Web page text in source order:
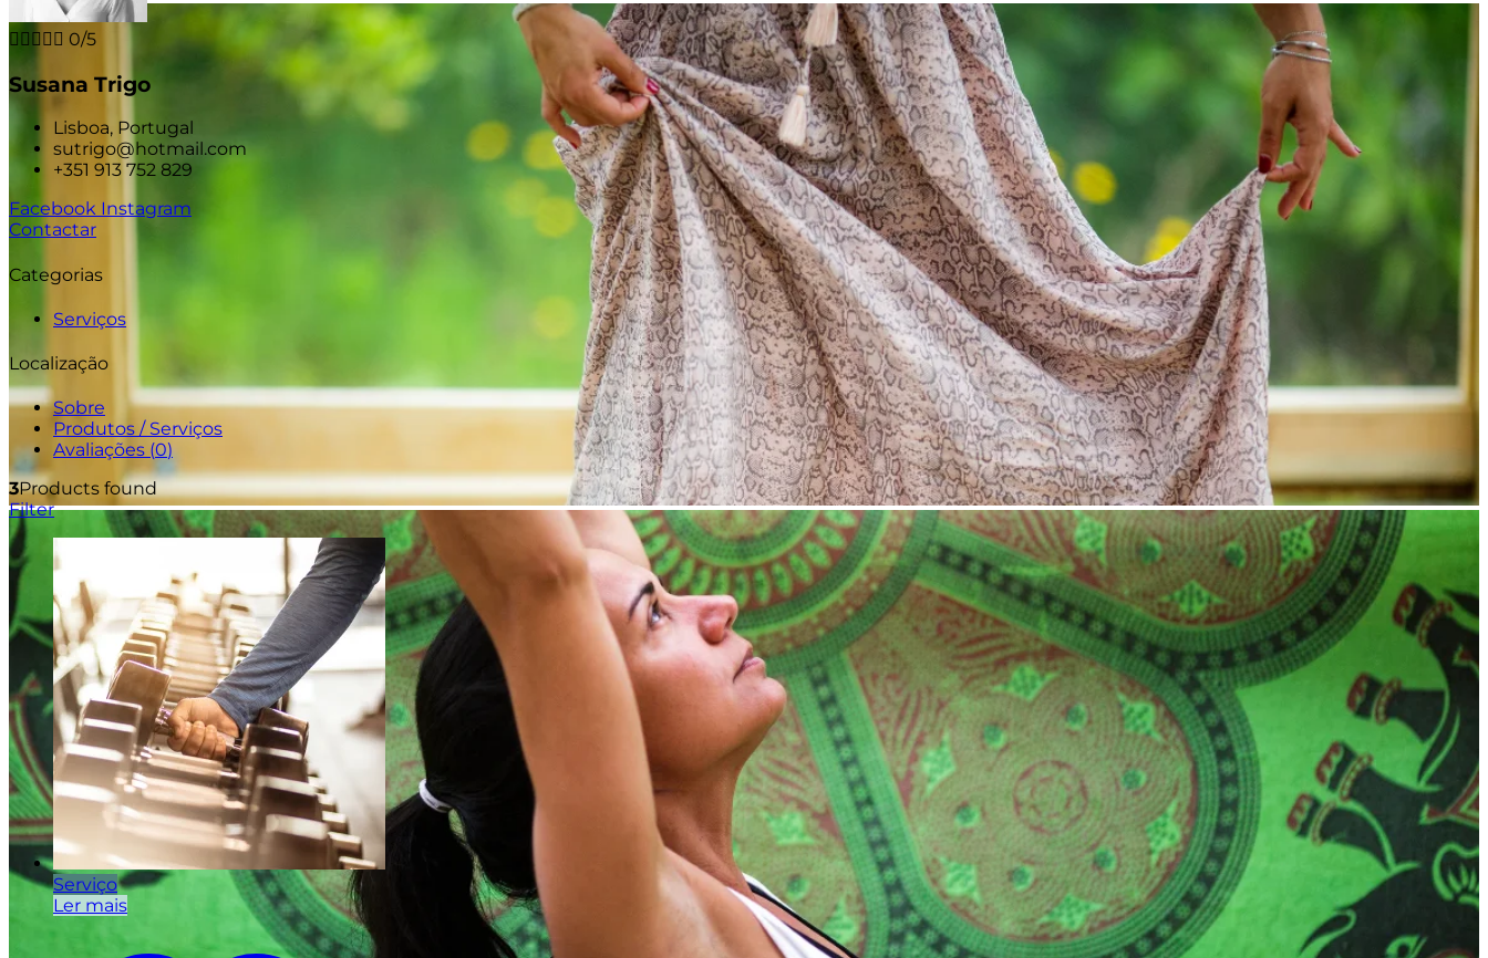
 0/5
Susana Trigo
Lisboa, Portugal
sutrigo@hotmail.com
+351 913 752 829
Facebook Instagram
Contactar
Categorias
Serviços
Localização
Sobre
Produtos / Serviços
Avaliações (0)
3Products found
Filter
Serviço
Ler mais